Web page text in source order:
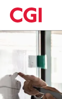
Skip
to
main